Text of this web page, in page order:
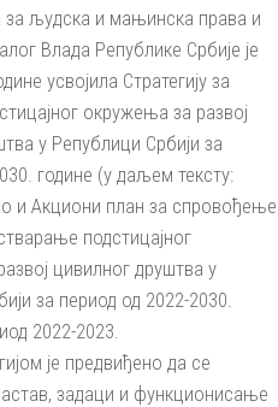
за људска и мањинска права и
Влада Републике Србије је
усвојила Стратегију за
окружења за развој
у Републици Србији за
године (у даљем тексту:
и Акциони план за спровођење
подстицајног
цивилног друштва у
за период од 2022-2030.
2022-2023.
је предвиђено да се
задаци и функционисање